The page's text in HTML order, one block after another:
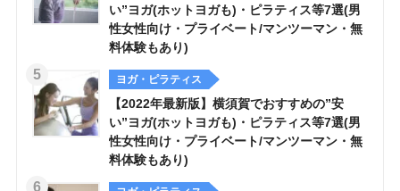
い”ヨガ(ホットヨガも)・ピラティス等7選(男
性女性向け・プライベート/マンツーマン・無
料体験もあり)
ヨガ・ピラティス
【2022年最新版】横須賀でおすすめの”安
い”ヨガ(ホットヨガも)・ピラティス等7選(男
性女性向け・プライベート/マンツーマン・無
料体験もあり)